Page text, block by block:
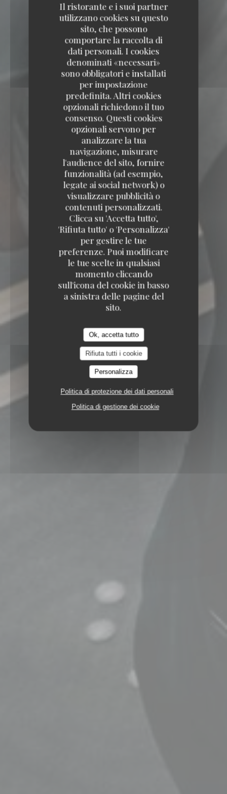
Il ristorante e i suoi partner
utilizzano cookies su questo
sito, che possono
comportare la raccolta di
dati personali. I cookies
denominati «necessari»
sono obbligatori e installati
per impostazione
predefinita. Altri cookies
opzionali richiedono il tuo
consenso. Questi cookies
opzionali servono per
analizzare la tua
navigazione, misurare
l'audience del sito, fornire
funzionalità (ad esempio,
legate ai social network) o
visualizzare pubblicità o
contenuti personalizzati.
Clicca su 'Accetta tutto',
'Rifiuta tutto' o 'Personalizza'
per gestire le tue
preferenze. Puoi modificare
le tue scelte in qualsiasi
momento cliccando
sull'icona del cookie in basso
a sinistra delle pagine del
sito.
Ok, accetta tutto
Rifiuta tutti i cookie
Personalizza
Politica di protezione dei dati personali
Politica di gestione dei cookie
3, PLACE DE LA VICTOIRE 63000
CLERMONT FERRAND